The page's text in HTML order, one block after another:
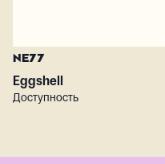
NE77
Eggshell
Доступность